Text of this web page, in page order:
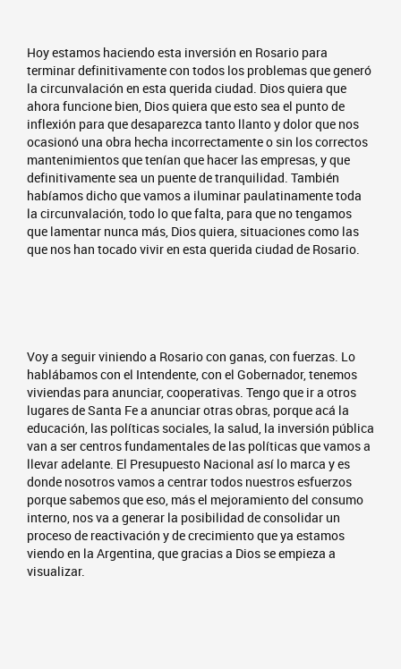
Hoy estamos haciendo esta inversión en Rosario para
terminar definitivamente con todos los problemas que generó
la circunvalación en esta querida ciudad. Dios quiera que
ahora funcione bien, Dios quiera que esto sea el punto de
inflexión para que desaparezca tanto llanto y dolor que nos
ocasionó una obra hecha incorrectamente o sin los correctos
mantenimientos que tenían que hacer las empresas, y que
definitivamente sea un puente de tranquilidad. También
habíamos dicho que vamos a iluminar paulatinamente toda
la circunvalación, todo lo que falta, para que no tengamos
que lamentar nunca más, Dios quiera, situaciones como las
que nos han tocado vivir en esta querida ciudad de Rosario.
Voy a seguir viniendo a Rosario con ganas, con fuerzas. Lo
hablábamos con el Intendente, con el Gobernador, tenemos
viviendas para anunciar, cooperativas. Tengo que ir a otros
lugares de Santa Fe a anunciar otras obras, porque acá la
educación, las políticas sociales, la salud, la inversión pública
van a ser centros fundamentales de las políticas que vamos a
llevar adelante. El Presupuesto Nacional así lo marca y es
donde nosotros vamos a centrar todos nuestros esfuerzos
porque sabemos que eso, más el mejoramiento del consumo
interno, nos va a generar la posibilidad de consolidar un
proceso de reactivación y de crecimiento que ya estamos
viendo en la Argentina, que gracias a Dios se empieza a
visualizar.